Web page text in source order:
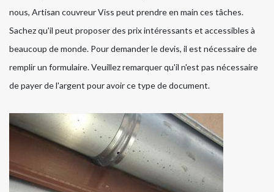
nous, Artisan couvreur Viss peut prendre en main ces tâches.
Sachez qu'il peut proposer des prix intéressants et accessibles à
beaucoup de monde. Pour demander le devis, il est nécessaire de
remplir un formulaire. Veuillez remarquer qu'il n'est pas nécessaire
de payer de l'argent pour avoir ce type de document.